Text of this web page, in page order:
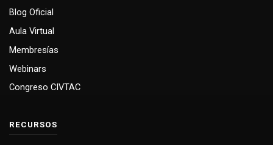
Blog Oficial
Aula Virtual
Membresías
Webinars
Congreso CIVTAC
RECURSOS